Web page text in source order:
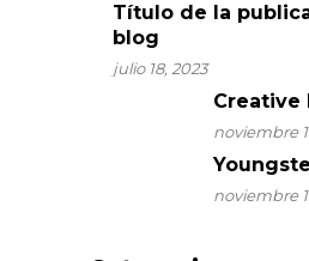
Título de la
blog
julio 18, 2023
Creative
noviembre
noviembre